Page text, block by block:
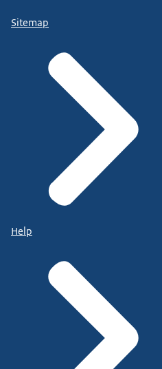
Sitemap
Help